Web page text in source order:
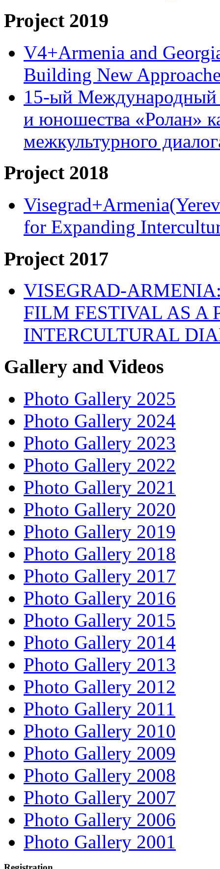
Project 2019
V4+Armenia and
Building New
15-ый Международный
и юношества «Ролан»
межкультурного
Project 2018
for Expanding
Project 2017
VISEGRAD-
FILM FESTIVAL AS A
INTERCULTURAL
Gallery and Videos
Photo Gallery 2025
Photo Gallery 2024
Photo Gallery 2023
Photo Gallery 2022
Photo Gallery 2021
Photo Gallery 2020
Photo Gallery 2019
Photo Gallery 2018
Photo Gallery 2017
Photo Gallery 2016
Photo Gallery 2015
Photo Gallery 2014
Photo Gallery 2013
Photo Gallery 2012
Photo Gallery 2011
Photo Gallery 2010
Photo Gallery 2009
Photo Gallery 2008
Photo Gallery 2007
Photo Gallery 2006
Photo Gallery 2001